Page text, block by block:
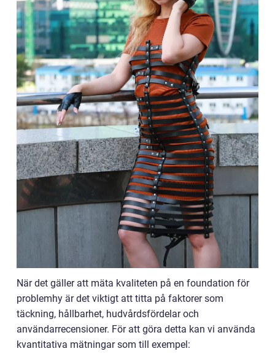
När det gäller att mäta kvaliteten på en foundation för
problemhy är det viktigt att titta på faktorer som
täckning, hållbarhet, hudvårdsfördelar och
användarrecensioner. För att göra detta kan vi använda
kvantitativa mätningar som till exempel: